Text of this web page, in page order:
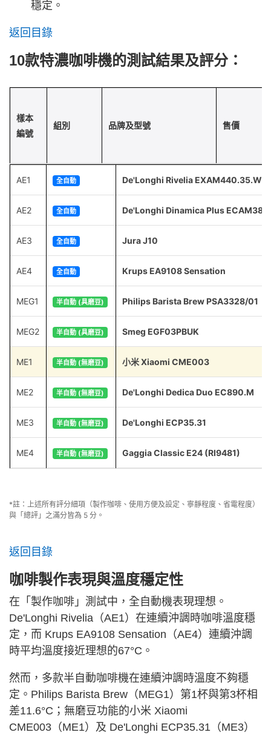
穩定。
返回目錄
10款特濃咖啡機的測試結果及評分：
樣本
編號
組別 品牌及型號 售價
AE1 全自動 De'Longhi Rivelia EXAM440.35.W
AE2 全自動 De'Longhi Dinamica Plus
AE3 全自動 Jura J10
AE4 全自動 Krups EA9108 Sensation
MEG1 半自動 (具磨豆) Philips Barista Brew PSA3328/01
MEG2 半自動 (具磨豆) Smeg EGF03PBUK
ME1 半自動 (無磨豆) 小米 Xiaomi CME003
ME2 半自動 (無磨豆) De'Longhi Dedica Duo EC890.M
ME3 半自動 (無磨豆) De'Longhi ECP35.31
ME4 半自動 (無磨豆) Gaggia Classic E24 (RI9481)
*註：上述所有評分細項（製作咖啡、使用方便及設定、寧靜程度、省電程度）
與「總評」之滿分皆為 5 分。
返回目錄
咖啡製作表現與溫度穩定性
在「製作咖啡」測試中，全自動機表現理想。
De'Longhi Rivelia（AE1）在連續沖調時咖啡溫度穩
定，而 Krups EA9108 Sensation（AE4）連續沖調
時平均溫度接近理想的67°C。
然而，多款半自動咖啡機在連續沖調時溫度不夠穩
定。Philips Barista Brew（MEG1）第1杯與第3杯相
差11.6°C；無磨豆功能的小米 Xiaomi
CME003（ME1）及 De'Longhi ECP35.31（ME3）